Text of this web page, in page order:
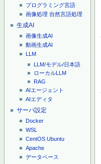
プログラミング言語
画像処理 自然言語処理
生成AI
画像生成AI
動画生成AI
LLM
LLM/モデル/日本語
ローカルLLM
RAG
AIエージェント
AIエディタ
サーバ設定
Docker
WSL
CentOS Ubuntu
Apache
データベース